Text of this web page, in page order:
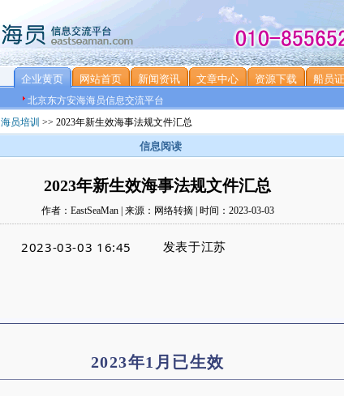
企业黄页 网站首页 新闻资讯 文章中心 资源下载 船员
北京东方安海海员信息交流平台
海员培训 >> 2023年新生效海事法规文件汇总
信息阅读
2023年新生效海事法规文件汇总
作者：EastSeaMan | 来源：网络转摘 | 时间：2023-03-03
2023-03-03 16:45 发表于江苏
2023年1月已生效